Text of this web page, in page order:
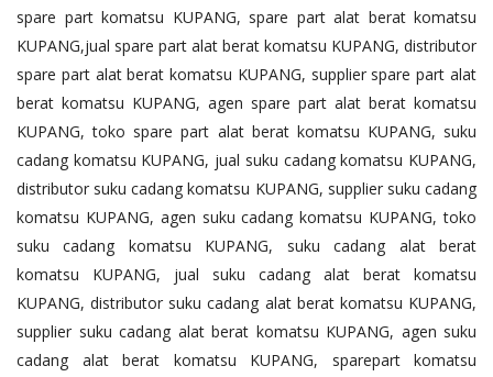
spare part komatsu KUPANG, spare part alat berat komatsu
KUPANG,jual spare part alat berat komatsu KUPANG, distributor
spare part alat berat komatsu KUPANG, supplier spare part alat
berat komatsu KUPANG, agen spare part alat berat komatsu
KUPANG, toko spare part alat berat komatsu KUPANG, suku
cadang komatsu KUPANG, jual suku cadang komatsu KUPANG,
distributor suku cadang komatsu KUPANG, supplier suku cadang
komatsu KUPANG, agen suku cadang komatsu KUPANG, toko
suku cadang komatsu KUPANG, suku cadang alat berat
komatsu KUPANG, jual suku cadang alat berat komatsu
KUPANG, distributor suku cadang alat berat komatsu KUPANG,
supplier suku cadang alat berat komatsu KUPANG, agen suku
cadang alat berat komatsu KUPANG, sparepart komatsu